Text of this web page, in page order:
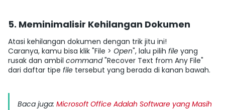
5. Meminimalisir Kehilangan Dokumen
Atasi kehilangan dokumen dengan trik jitu ini!
Caranya, kamu bisa klik "File > Open", lalu pilih file yang
rusak dan ambil command"Recover Text from Any File"
dari daftar tipe file tersebut yang berada di kanan bawah.
Baca juga: Microsoft Office Adalah Software yang Masih